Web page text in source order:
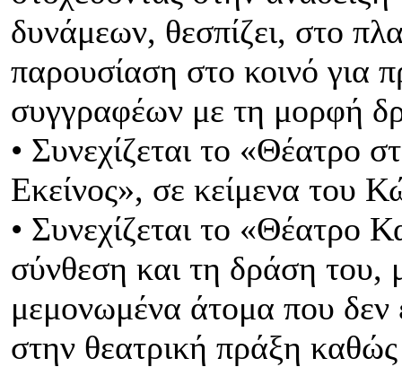
δυνάμεων, θεσπίζει, στο
παρουσίαση στο κοινό για
συγγραφέων με τη μορφή
• Συνεχίζεται το «Θέατρο
Εκείνος», σε κείμενα του
• Συνεχίζεται το «Θέατρο
σύνθεση και τη δράση του,
μεμονωμένα άτομα που δεν
στην θεατρική πράξη